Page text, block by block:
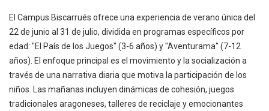
El Campus Biscarrués ofrece una experiencia de verano única del
22 de junio al 31 de julio, dividida en programas específicos por
edad: "El País de los Juegos" (3-6 años) y "Aventurama" (7-12
años). El enfoque principal es el movimiento y la socialización a
través de una narrativa diaria que motiva la participación de los
niños. Las mañanas incluyen dinámicas de cohesión, juegos
tradicionales aragoneses, talleres de reciclaje y emocionantes